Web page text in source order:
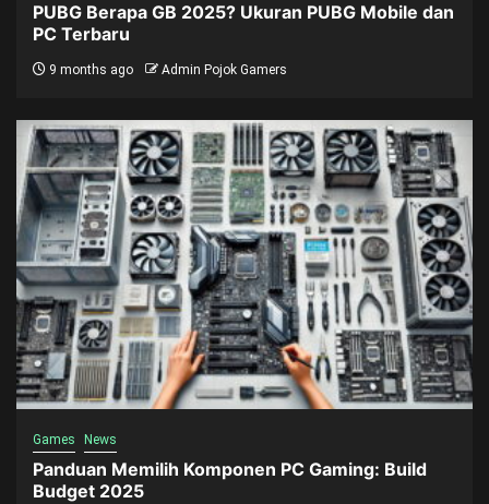
PUBG Berapa GB 2025? Ukuran PUBG Mobile dan
PC Terbaru
9 months ago Admin Pojok Gamers
Games News
Panduan Memilih Komponen PC Gaming: Build
Budget 2025